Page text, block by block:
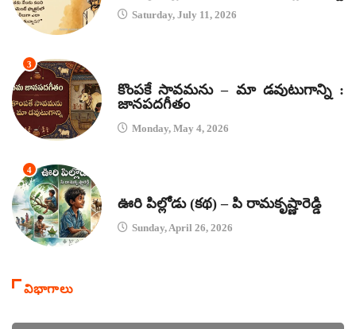
Saturday, July 11, 2026
3
కొంపకే సావమను – మా డవుటుగాన్ని :
జానపదగీతం
Monday, May 4, 2026
4
ఊరి పిల్లోడు (కథ) – పి రామకృష్ణారెడ్డి
Sunday, April 26, 2026
విభాగాలు